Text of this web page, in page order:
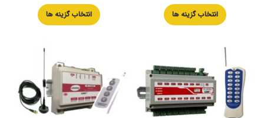
انتخاب گزینه ها انتخاب گزینه ها